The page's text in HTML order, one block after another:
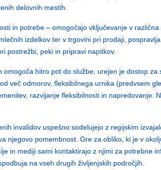
delovnih mestih.
in potrebe – omogočajo vključevanje v
izdelkov ter v trgovini pri prodaji,
postrežbi, peki in pripravi napitkov.
hitro pot do službe, urejen je dostop za
več odmorov, fleksibilnega urnika (predvsem
razvijanje fleksibilnosti in napredovanje.
invalidov uspešno sodelujejo z regijskim
njegovo pomembnost. Gre za obliko, ki je v
in mediji sami kontaktirajo z njimi za potrebne
na vseh drugih življenjskih področjih.